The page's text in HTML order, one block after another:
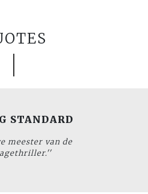
STANDARD
meester van de